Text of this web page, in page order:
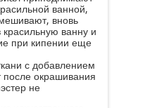
ванной,
вновь
ванну и
при кипении еще
с добавлением
после окрашивания
не